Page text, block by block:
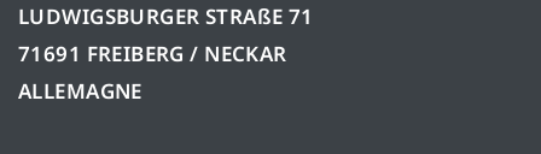
LUDWIGSBURGER STRAßE 71
71691 FREIBERG / NECKAR
ALLEMAGNE